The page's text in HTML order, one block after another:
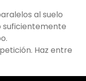
al suelo
suficientemente
Haz entre